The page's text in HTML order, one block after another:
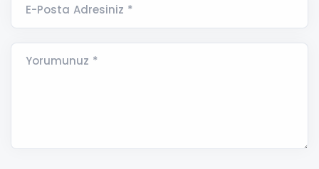
E-Posta Adresiniz *
Yorumunuz *